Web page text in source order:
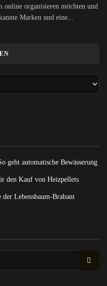
online organisieren möchten und
Marken und eine...
geht automatische Bewässerung
den Kauf von Heizpellets
Lebensbaum-Brabant